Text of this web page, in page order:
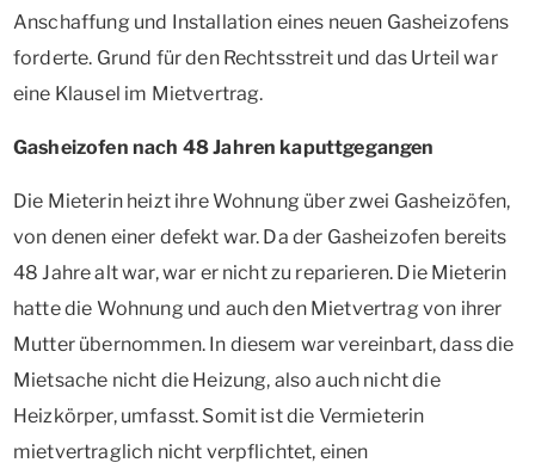
Anschaffung und Installation eines neuen Gasheizofens
forderte. Grund für den Rechtsstreit und das Urteil war
eine Klausel im Mietvertrag.
Gasheizofen nach 48 Jahren kaputtgegangen
Die Mieterin heizt ihre Wohnung über zwei Gasheizöfen,
von denen einer defekt war. Da der Gasheizofen bereits
48 Jahre alt war, war er nicht zu reparieren. Die Mieterin
hatte die Wohnung und auch den Mietvertrag von ihrer
Mutter übernommen. In diesem war vereinbart, dass die
Mietsache nicht die Heizung, also auch nicht die
Heizkörper, umfasst. Somit ist die Vermieterin
mietvertraglich nicht verpflichtet, einen